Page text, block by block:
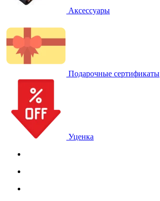
Аксессуары
Подарочные сертификаты
Уценка